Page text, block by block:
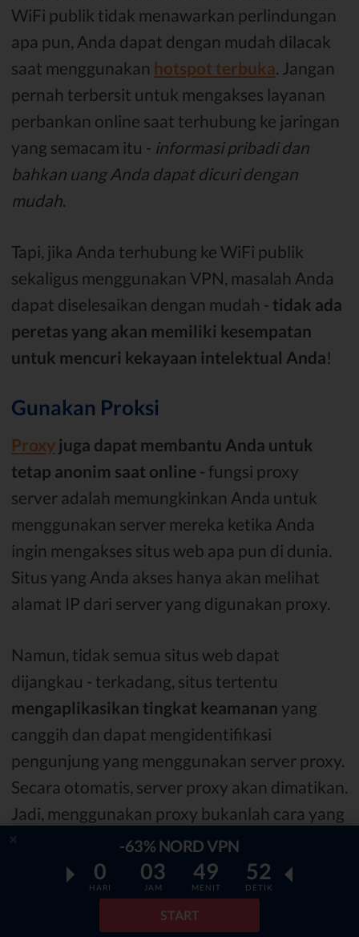
WiFi publik tidak menawarkan perlindungan
apa pun, Anda dapat dengan mudah dilacak
saat menggunakan hotspot terbuka. Jangan
pernah terbersit untuk mengakses layanan
perbankan online saat terhubung ke jaringan
yang semacam itu - informasi pribadi dan
bahkan uang Anda dapat dicuri dengan
mudah.
Tapi, jika Anda terhubung ke WiFi publik
sekaligus menggunakan VPN, masalah Anda
dapat diselesaikan dengan mudah - tidak ada
peretas yang akan memiliki kesempatan
untuk mencuri kekayaan intelektual Anda!
Gunakan Proksi
Proxy juga dapat membantu Anda untuk
tetap anonim saat online - fungsi proxy
server adalah memungkinkan Anda untuk
menggunakan server mereka ketika Anda
ingin mengakses situs web apa pun di dunia.
Situs yang Anda akses hanya akan melihat
alamat IP dari server yang digunakan proxy.
Namun, tidak semua situs web dapat
dijangkau - terkadang, situs tertentu
mengaplikasikan tingkat keamanan yang
canggih dan dapat mengidentifikasi
pengunjung yang menggunakan server proxy.
Secara otomatis, server proxy akan dimatikan.
Jadi, menggunakan proxy bukanlah cara yang
paling dapat diandalkan untuk aktivitas
browsing anonim dalam jangka panjang.
Apalgi ketika ada alat yang jauh lebih
-63% NORD VPN
0
HARI
03
JAM
49
MENIT
50
DETIK
START